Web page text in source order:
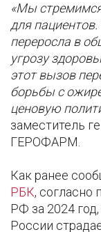
«Мы
для
переросла в
угрозу
этот вызов
борьбы с
ценовую
заместитель
ГЕРОФАРМ.
Как ранее
РБК,
РФ за 2024
России